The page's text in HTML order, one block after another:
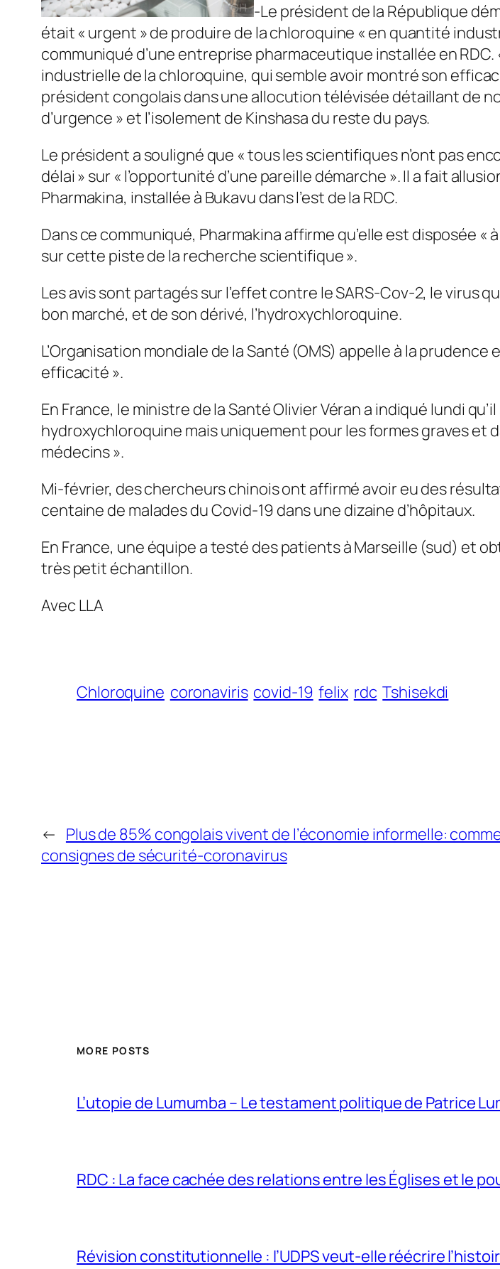
-Le président de la République
était « urgent » de produire de la chloroquine « en quantité
communiqué d’une entreprise pharmaceutique installée en
industrielle de la chloroquine, qui semble avoir montré son
président congolais dans une allocution télévisée détaillant de
d’urgence » et l’isolement de Kinshasa du reste du pays.
Le président a souligné que « tous les scientifiques n’ont pas
délai » sur « l’opportunité d’une pareille démarche ». Il a fait
Pharmakina, installée à Bukavu dans l’est de la RDC.
Dans ce communiqué, Pharmakina affirme qu’elle est disposée
sur cette piste de la recherche scientifique ».
Les avis sont partagés sur l’effet contre le SARS-Cov-2, le virus
bon marché, et de son dérivé, l’hydroxychloroquine.
L’Organisation mondiale de la Santé (OMS) appelle à la
efficacité ».
En France, le ministre de la Santé Olivier Véran a indiqué lundi
hydroxychloroquine mais uniquement pour les formes graves et
médecins ».
Mi-février, des chercheurs chinois ont affirmé avoir eu des
centaine de malades du Covid-19 dans une dizaine d’hôpitaux.
En France, une équipe a testé des patients à Marseille (sud) et
très petit échantillon.​
Avec LLA
Chloroquine coronaviris covid-19 felix rdc Tshisekdi
← Plus de 85% congolais vivent de l’économie informelle:
consignes de sécurité-coronavirus
MORE POSTS
L’utopie de Lumumba – Le testament politique de Patrice
RDC : La face cachée des relations entre les Églises et le
Révision constitutionnelle : l’UDPS veut-elle réécrire